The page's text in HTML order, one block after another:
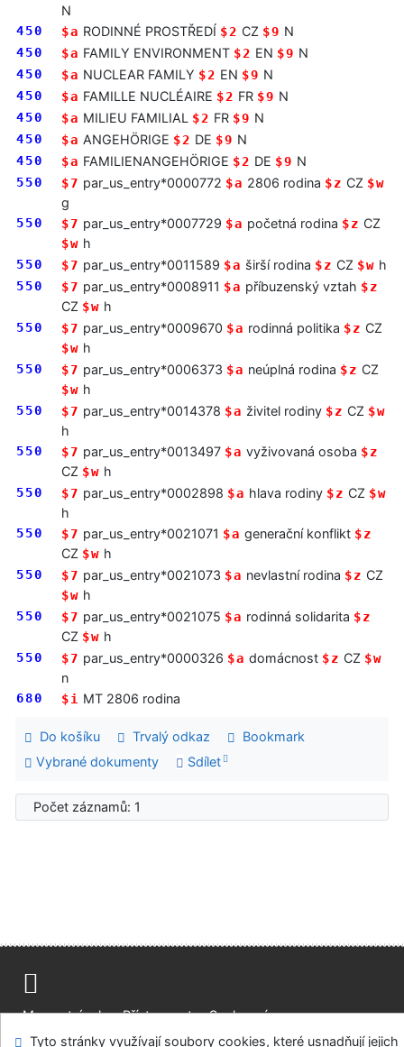
N
450 $a RODINNÉ PROSTŘEDÍ $2 CZ $9 N
450 $a FAMILY ENVIRONMENT $2 EN $9 N
450 $a NUCLEAR FAMILY $2 EN $9 N
450 $a FAMILLE NUCLÉAIRE $2 FR $9 N
450 $a MILIEU FAMILIAL $2 FR $9 N
450 $a ANGEHÖRIGE $2 DE $9 N
450 $a FAMILIENANGEHÖRIGE $2 DE $9 N
550 $7 par_us_entry*0000772 $a 2806 rodina $z CZ $w
g
550 $7 par_us_entry*0007729 $a početná rodina $z CZ
$w h
550 $7 par_us_entry*0011589 $a širší rodina $z CZ $w h
550 $7 par_us_entry*0008911 $a příbuzenský vztah $z
CZ $w h
550 $7 par_us_entry*0009670 $a rodinná politika $z CZ
$w h
550 $7 par_us_entry*0006373 $a neúplná rodina $z CZ
$w h
550 $7 par_us_entry*0014378 $a živitel rodiny $z CZ $w
h
550 $7 par_us_entry*0013497 $a vyživovaná osoba $z
CZ $w h
550 $7 par_us_entry*0002898 $a hlava rodiny $z CZ $w
h
550 $7 par_us_entry*0021071 $a generační konflikt $z
CZ $w h
550 $7 par_us_entry*0021073 $a nevlastní rodina $z CZ
$w h
550 $7 par_us_entry*0021075 $a rodinná solidarita $z
CZ $w h
550 $7 par_us_entry*0000326 $a domácnost $z CZ $w
n
680 $i MT 2806 rodina
Do košíku Trvalý odkaz
Bookmark
Vybrané dokumenty
Sdílet
Počet záznamů: 1
Mapa stránek Přístupnost
Soukromí
Modul OpenSearch
Napište nám Nastavení cookies
Tyto stránky využívají soubory cookies, které usnadňují jejich